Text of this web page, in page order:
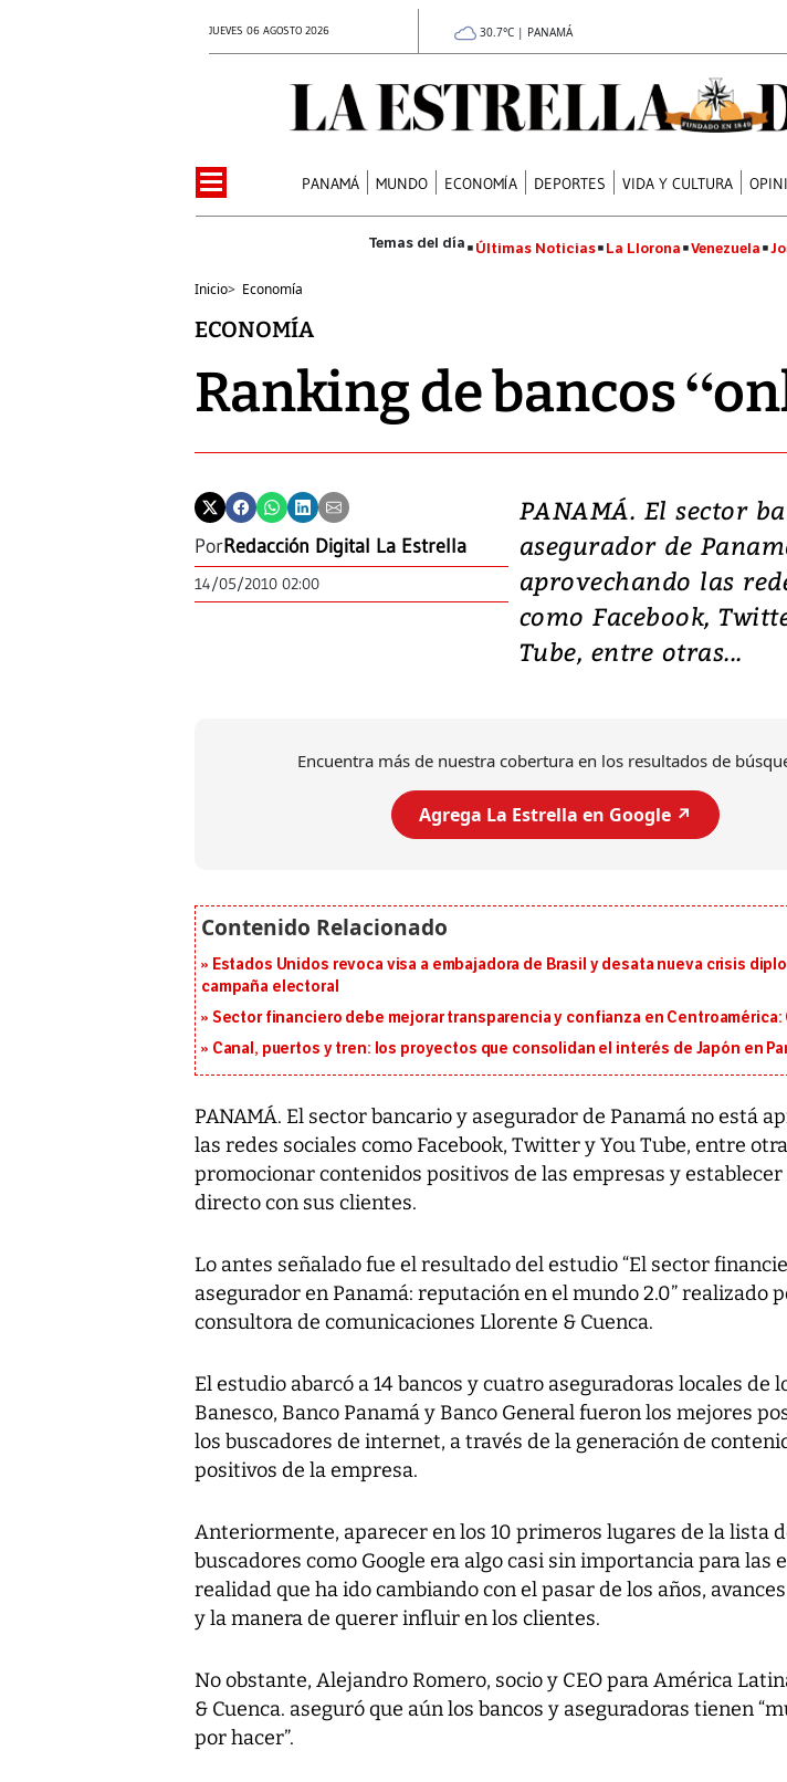
JUEVES 06 AGOSTO 2026 30.7°C | PANAMÁ
PANAMÁ MUNDO ECONOMÍA DEPORTES VIDA Y CULTURA
Últimas Noticias La Llorona Venezuela
Inicio> Economía
ECONOMÍA
Ranking de bancos
PorRedacción Digital La Estrella
14/05/2010 02:00
PANAMÁ. El sector
asegurador de
aprovechando las
como Facebook,
Tube, entre otras...
Encuentra más de nuestra cobertura en los resultados de
Agrega La Estrella en Google ↗️
Estados Unidos revoca visa a embajadora de Brasil y desata nueva crisis
campaña electoral
Sector financiero debe mejorar transparencia y confianza en Centroamérica:
Canal, puertos y tren: los proyectos que consolidan el interés de Japón en
PANAMÁ. El sector bancario y asegurador de Panamá no está
las redes sociales como Facebook, Twitter y You Tube, entre
promocionar contenidos positivos de las empresas y
directo con sus clientes.
Lo antes señalado fue el resultado del estudio “El sector
asegurador en Panamá: reputación en el mundo 2.0” realizado
consultora de comunicaciones Llorente & Cuenca.
El estudio abarcó a 14 bancos y cuatro aseguradoras locales de
Banesco, Banco Panamá y Banco General fueron los mejores
los buscadores de internet, a través de la generación de
positivos de la empresa.
Anteriormente, aparecer en los 10 primeros lugares de la lista
buscadores como Google era algo casi sin importancia para las
realidad que ha ido cambiando con el pasar de los años,
y la manera de querer influir en los clientes.
No obstante, Alejandro Romero, socio y CEO para América
& Cuenca. aseguró que aún los bancos y aseguradoras tienen
por hacer”.
Video, Japón:
deja heridos
daños en
al sur de Japón,